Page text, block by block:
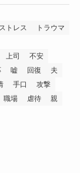
ストレス
トラウマ
上司
不安
嘘 回復
夫
手口
攻撃
職場 虐待
親